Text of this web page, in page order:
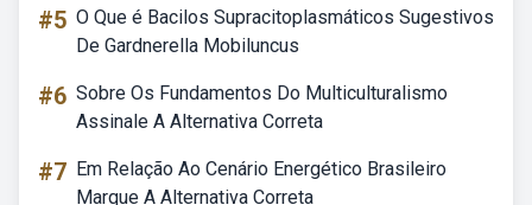
#5 O Que é Bacilos Supracitoplasmáticos Sugestivos
De Gardnerella Mobiluncus
#6 Sobre Os Fundamentos Do Multiculturalismo
Assinale A Alternativa Correta
#7 Em Relação Ao Cenário Energético Brasileiro
Marque A Alternativa Correta